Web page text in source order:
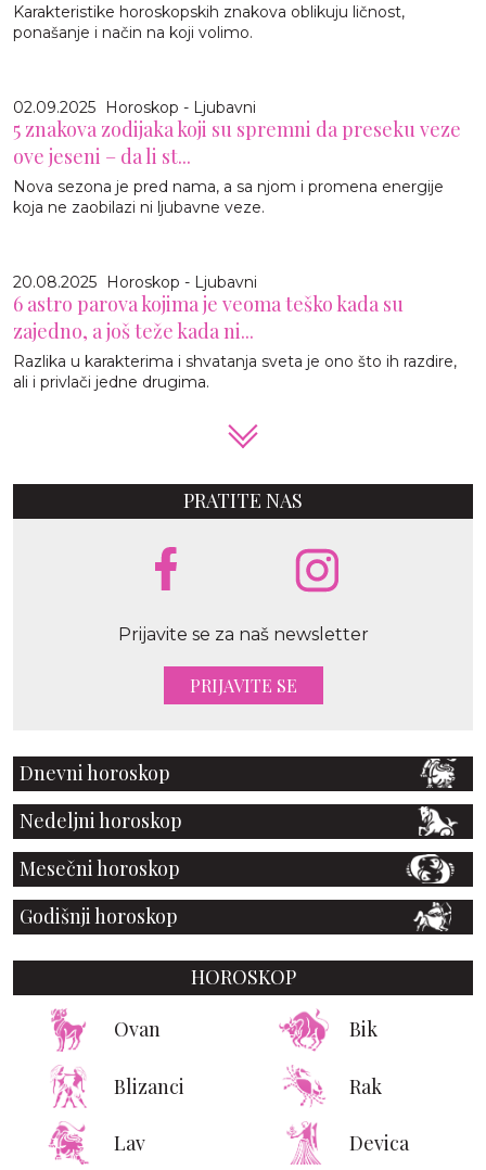
Karakteristike horoskopskih znakova oblikuju ličnost,
ponašanje i način na koji volimo.
02.09.2025 Horoskop - Ljubavni
5 znakova zodijaka koji su spremni da preseku veze
ove jeseni – da li st...
Nova sezona je pred nama, a sa njom i promena energije
koja ne zaobilazi ni ljubavne veze.
20.08.2025 Horoskop - Ljubavni
6 astro parova kojima je veoma teško kada su
zajedno, a još teže kada ni...
Razlika u karakterima i shvatanja sveta je ono što ih razdire,
ali i privlači jedne drugima.
PRATITE NAS
Prijavite se za naš newsletter
PRIJAVITE SE
Dnevni horoskop
Nedeljni horoskop
Mesečni horoskop
Godišnji horoskop
HOROSKOP
Ovan Bik
Blizanci Rak
Lav Devica